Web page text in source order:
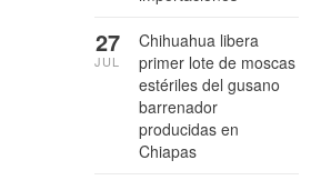
Chihuahua libera
primer lote de moscas
estériles del gusano
barrenador
producidas en
Chiapas
27
JUL